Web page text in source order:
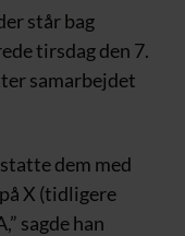
står bag
tirsdag den 7.
samarbejdet
dem med
X (tidligere
sagde han